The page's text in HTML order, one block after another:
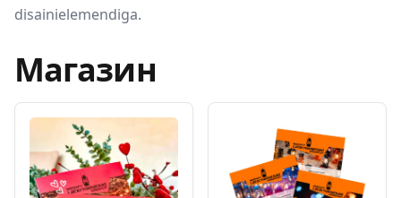
disainielemendiga.
Магазин